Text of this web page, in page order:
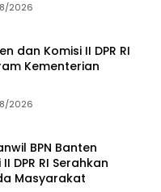
2026
dan Komisi II DPR RI
Kementerian
2026
BPN Banten
DPR RI Serahkan
Masyarakat